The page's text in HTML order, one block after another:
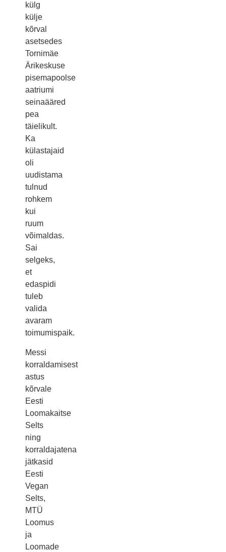
külg
külje
kõrval
asetsedes
Tornimäe
Ärikeskuse
pisemapoolse
aatriumi
seinaääred
pea
täielikult.
Ka
külastajaid
oli
uudistama
tulnud
rohkem
kui
ruum
võimaldas.
Sai
selgeks,
et
edaspidi
tuleb
valida
avaram
toimumispaik.
Messi
korraldamisest
astus
kõrvale
Eesti
Loomakaitse
Selts
ning
korraldajatena
jätkasid
Eesti
Vegan
Selts,
MTÜ
Loomus
ja
Loomade